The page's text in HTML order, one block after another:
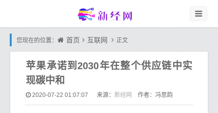
您现在的位置： 首页 互联网 正文
苹果承诺到2030年在整个供应链中实
现碳中和
2020-07-22 01:07:07 来源： 新经网 作者：冯思韵